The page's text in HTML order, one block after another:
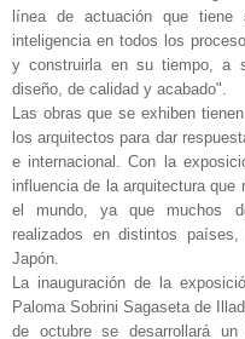
línea de actuación que tiene
inteligencia en todos los
y construirla en su tiempo, a
diseño, de calidad y acabado".
Las obras que se exhiben
los arquitectos para dar
e internacional. Con la
influencia de la arquitectura que
el mundo, ya que muchos
realizados en distintos
Japón.
La inauguración de la
Paloma Sobrini Sagaseta de
de octubre se desarrollará